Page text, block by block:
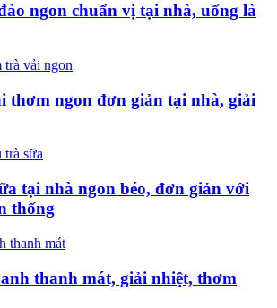
ngon chuẩn vị tại nhà, uống là
thơm ngon đơn giản tại nhà, giải
tại nhà ngon béo, đơn giản với
thống
thanh mát, giải nhiệt, thơm